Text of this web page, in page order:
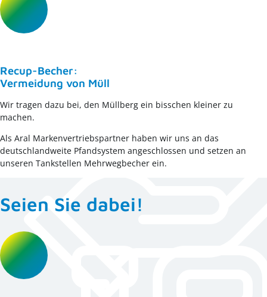
Recup-Becher:
Vermeidung von Müll
Wir tragen dazu bei, den Müllberg ein bisschen kleiner zu
machen.
Als Aral Markenvertriebspartner haben wir uns an das
deutschlandweite Pfandsystem angeschlossen und setzen an
unseren Tankstellen Mehrwegbecher ein.
Seien Sie dabei!